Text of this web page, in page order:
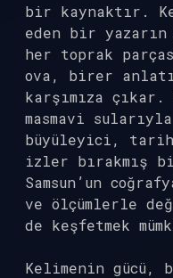
bir kaynaktır.
eden bir yazarın
her toprak
ova, birer
karşımıza çıkar.
masmavi
büyüleyici,
izler bırakmış
Samsun’un
ve ölçümlerle
de keşfetmek
Kelimenin gücü,